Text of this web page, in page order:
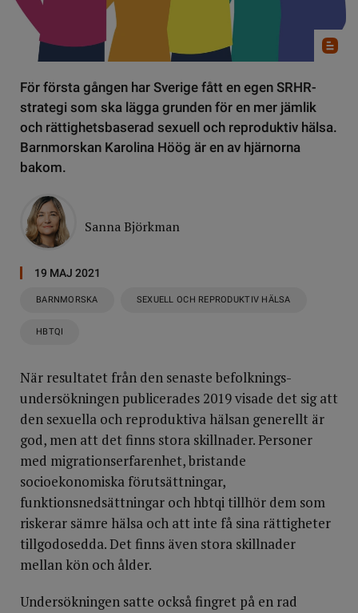
För första gången har Sverige fått en egen SRHR-
strategi som ska lägga grunden för en mer jämlik
och rättighetsbaserad sexuell och reproduktiv hälsa.
Barnmorskan Karolina Höög är en av hjärnorna
bakom.
Sanna Björkman
19 MAJ 2021
BARNMORSKA SEXUELL OCH REPRODUKTIV HÄLSA
HBTQI
När resultatet från den senaste befolknings­
undersökningen publicerades 2019 visade det sig att
den sexuella och reproduktiva hälsan generellt är
god, men att det finns stora skillnader. Personer
med migrationserfarenhet, bristande
socioekonomiska förutsättningar,
funktionsnedsättningar och hbtqi tillhör dem som
riskerar sämre hälsa och att inte få sina rättigheter
tillgodosedda. Det finns även stora skillnader
mellan kön och ålder.
Undersökningen satte också fingret på en rad